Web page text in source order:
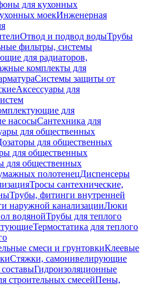
для кухонных
моекИнженерная
Отвод и подвод водыТрубы
фильтры, системы
для радиаторов,
комплекты для
Системы защиты от
Аксессуары для
для
насосыСантехника для
для общественных
для общественных
для общественных
для общественных
полотенецДиспенсеры
Тросы сантехнические,
Трубы, фитинги внутренней
наружной канализацииЛюки
водянойТрубы для теплого
Термостатика для теплого
смеси и грунтовкиКлеевые
Стяжки, самонивелирующие
Гидроизоляционные
строительных смесейПены,